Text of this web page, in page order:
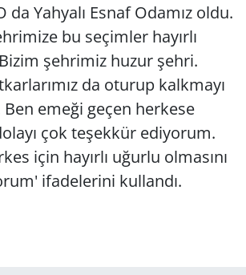
da Yahyalı Esnaf Odamız oldu.
bu seçimler hayırlı
şehrimiz huzur şehri.
da oturup kalkmayı
emeği geçen herkese
çok teşekkür ediyorum.
için hayırlı uğurlu olmasını
ifadelerini kullandı.